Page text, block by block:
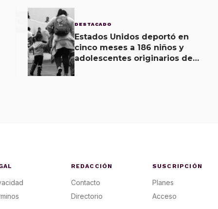
3 DESTACADO
Estados Unidos deportó en
cinco meses a 186 niños y
adolescentes originarios de
REDACCIÓN
Contacto
Directorio
SUSCRIPCIÓN
Planes
Acceso